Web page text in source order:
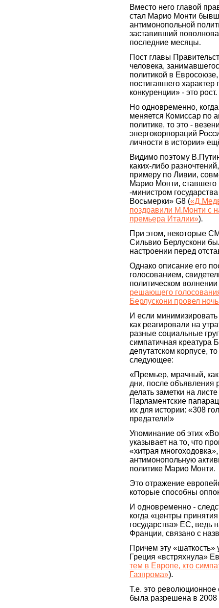
Вместо него главой
стал Марио Монти
антимонопольной
заставивший
последние месяцы.
Пост главы
человека,
политикой в
постигавшего характер
конкуренции» - это рост.
Но одновременно,
меняется Комиссар по
политике, то это -
энергокорпораций
личности в истории»
Видимо поэтому
каких-либо
примеру по Ливии,
Марио Монти,
-министром
Восьмерки» G8 (
поздравили М.Монти с
премьера Италии»).
При этом, некоторые
Сильвио Берлускони
настроении перед
Однако описание его
голосованием,
политическом волнении
решающего
Берлускони провел
И если
как реагировали на
разные социальные
симпатичная креатура
депутатском корпусе,
следующее:
«Премьер, мрачный,
дни, после объявления
делать заметки на
Парламентские
их для истории: «308
предатели!»
Упоминание об этих
указывает на то, что
«хитрая
антимонопольную
политике Марио Монти.
Это отражение
которые способны
И одновременно -
когда «центры
государства» ЕС, ведь
Франции, связано с
Причем эту «шаткость»
Греция «встряхнула»
тем в Европе, кто
Газпрома»).
Т.е. это революционное
была разрешена в 2008